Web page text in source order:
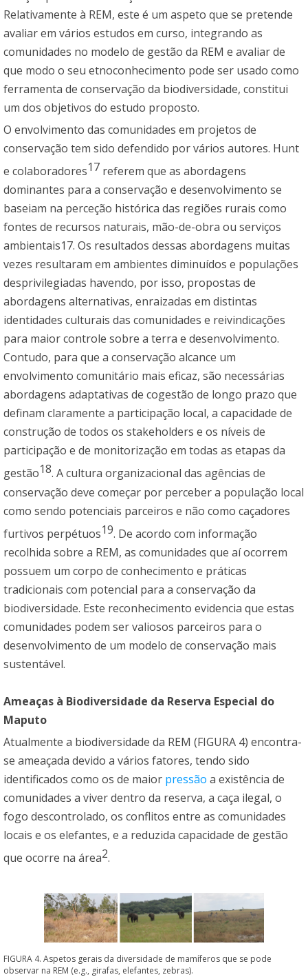
Relativamente à REM, este é um aspeto que se pretende
avaliar em vários estudos em curso, integrando as
comunidades no modelo de gestão da REM e avaliar de
que modo o seu etnoconhecimento pode ser usado como
ferramenta de conservação da biodiversidade, constitui
um dos objetivos do estudo proposto.
O envolvimento das comunidades em projetos de
conservação tem sido defendido por vários autores. Hunt
e colaboradores17 referem que as abordagens
dominantes para a conservação e desenvolvimento se
baseiam na perceção histórica das regiões rurais como
fontes de recursos naturais, mão-de-obra ou serviços
ambientais17. Os resultados dessas abordagens muitas
vezes resultaram em ambientes diminuídos e populações
desprivilegiadas havendo, por isso, propostas de
abordagens alternativas, enraizadas em distintas
identidades culturais das comunidades e reivindicações
para maior controle sobre a terra e desenvolvimento.
Contudo, para que a conservação alcance um
envolvimento comunitário mais eficaz, são necessárias
abordagens adaptativas de cogestão de longo prazo que
definam claramente a participação local, a capacidade de
construção de todos os stakeholders e os níveis de
participação e de monitorização em todas as etapas da
gestão18. A cultura organizacional das agências de
conservação deve começar por perceber a população local
como sendo potenciais parceiros e não como caçadores
furtivos perpétuos19. De acordo com informação
recolhida sobre a REM, as comunidades que aí ocorrem
possuem um corpo de conhecimento e práticas
tradicionais com potencial para a conservação da
biodiversidade. Este reconhecimento evidencia que estas
comunidades podem ser valiosos parceiros para o
desenvolvimento de um modelo de conservação mais
sustentável.
Ameaças à Biodiversidade da Reserva Especial do
Maputo
Atualmente a biodiversidade da REM (FIGURA 4) encontra-
se ameaçada devido a vários fatores, tendo sido
identificados como os de maior pressão a existência de
comunidades a viver dentro da reserva, a caça ilegal, o
fogo descontrolado, os conflitos entre as comunidades
locais e os elefantes, e a reduzida capacidade de gestão
que ocorre na área2.
FIGURA 4. Aspetos gerais da diversidade de mamíferos que se pode
observar na REM (e.g., girafas, elefantes, zebras).